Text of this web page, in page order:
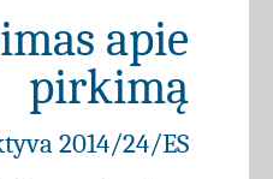
apie
pirkimą
2014/24/ES